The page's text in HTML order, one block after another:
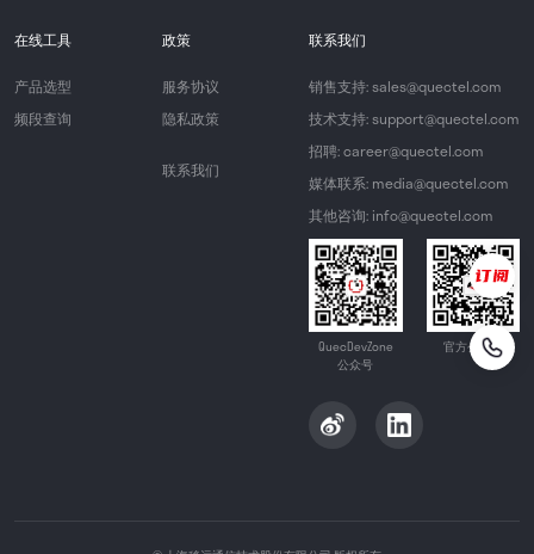
在线工具
产品选型
频段查询
政策
服务协议
隐私政策
联系我们
联系我们
销售支持: sales@quectel.com
技术支持: support@quectel.com
招聘: career@quectel.com
媒体联系: media@quectel.com
其他咨询: info@quectel.com
QuecDevZone
公众号
官方公众号